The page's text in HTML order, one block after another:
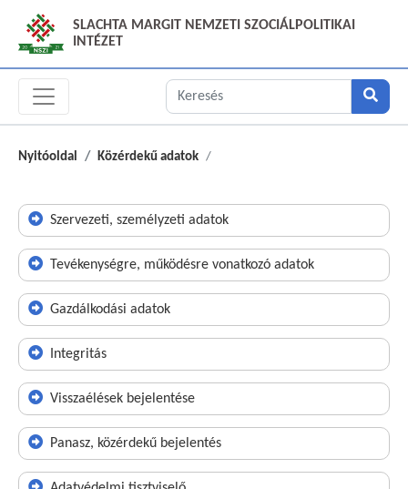
SLACHTA MARGIT NEMZETI SZOCIÁLPOLITIKAI
INTÉZET
Nyitóoldal Közérdekű adatok
Szervezeti, személyzeti adatok
Tevékenységre, működésre vonatkozó adatok
Gazdálkodási adatok
Integritás
Visszaélések bejelentése
Panasz, közérdekű bejelentés